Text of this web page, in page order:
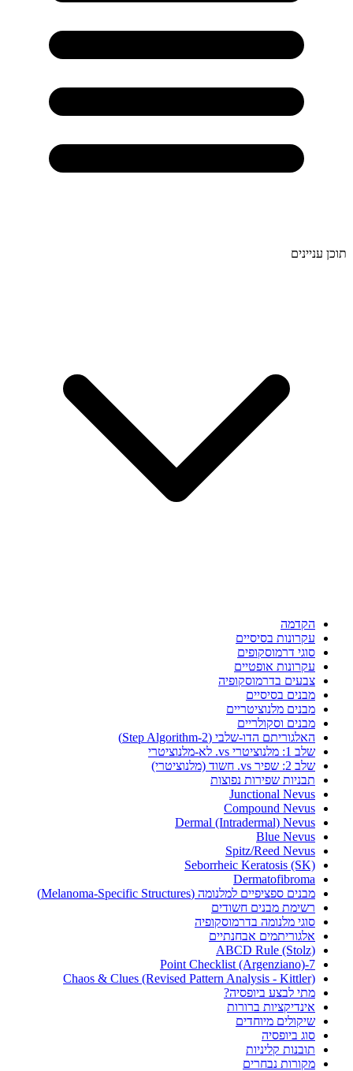
תוכן עניינים
הקדמה
עקרונות בסיסיים
סוגי דרמוסקופים
עקרונות אופטיים
צבעים בדרמוסקופיה
מבנים בסיסיים
מבנים מלנוציטריים
מבנים וסקולריים
האלגוריתם הדו-שלבי (2-Step Algorithm)
שלב 1: מלנוציטרי vs. לא-מלנוציטרי
שלב 2: שפיר vs. חשוד (מלנוציטרי)
תבניות שפירות נפוצות
Junctional Nevus
Compound Nevus
Dermal (Intradermal) Nevus
Blue Nevus
Spitz/Reed Nevus
Seborrheic Keratosis (SK)
Dermatofibroma
מבנים ספציפיים למלנומה (Melanoma-Specific Structures)
רשימת מבנים חשודים
סוגי מלנומה בדרמוסקופיה
אלגוריתמים אבחנתיים
ABCD Rule (Stolz)
7-Point Checklist (Argenziano)
Chaos & Clues (Revised Pattern Analysis - Kittler)
מתי לבצע ביופסיה?
אינדיקציות ברורות
שיקולים מיוחדים
סוג ביופסיה
תובנות קליניות
מקורות נבחרים